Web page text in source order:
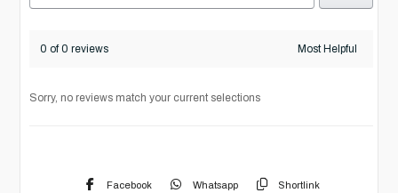
0 of 0 reviews
Sorry, no reviews match your current selections
Facebook Whatsapp Shortlink